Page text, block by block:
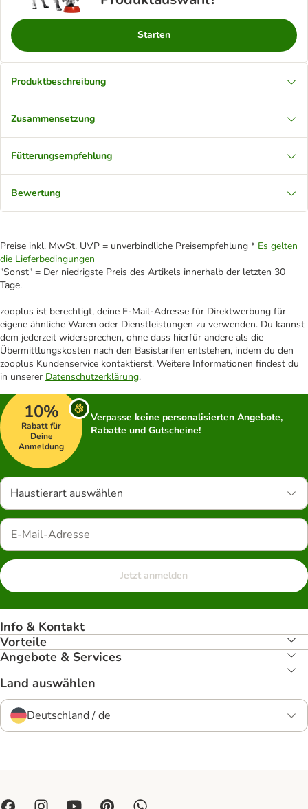
Starten
Produktbeschreibung
Zusammensetzung
Fütterungsempfehlung
Bewertung
Preise inkl. MwSt. UVP = unverbindliche Preisempfehlung * Es gelten
die Lieferbedingungen
"Sonst" = Der niedrigste Preis des Artikels innerhalb der letzten 30
Tage.
zooplus ist berechtigt, deine E-Mail-Adresse für Direktwerbung für
eigene ähnliche Waren oder Dienstleistungen zu verwenden. Du kannst
dem jederzeit widersprechen, ohne dass hierfür andere als die
Übermittlungskosten nach den Basistarifen entstehen, indem du den
zooplus Kundenservice kontaktierst. Weitere Informationen findest du
in unserer Datenschutzerklärung.
10%
Rabatt für
Deine
Anmeldung
Verpasse keine personalisierten Angebote,
Rabatte und Gutscheine!
Haustierart auswählen
Jetzt anmelden
Info & Kontakt
Vorteile
Angebote & Services
Land auswählen
Deutschland / de